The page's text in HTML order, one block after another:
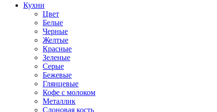
Кухни
Цвет
Белые
Черные
Желтые
Красные
Зеленые
Серые
Бежевые
Глянцевые
Кофе с молоком
Металлик
Слоновая кость